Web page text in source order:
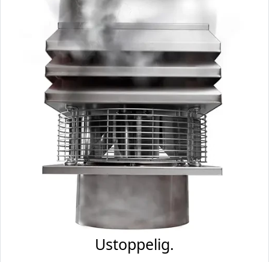
Ustoppelig.